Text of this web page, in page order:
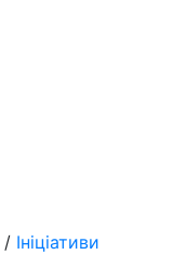
/ Ініціативи